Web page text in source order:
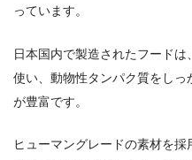
っています。
日本国内で製造されたフード
使い、動物性タンパク質をし
が豊富です。
ヒューマングレードの素材を